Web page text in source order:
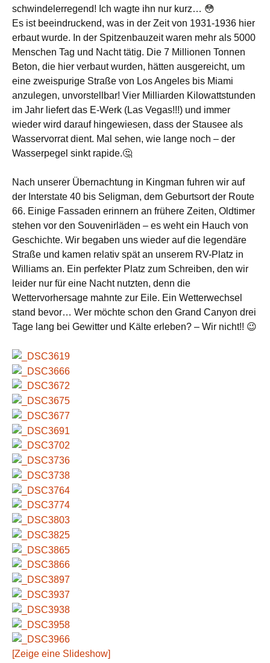
schwindelerregend! Ich wagte ihn nur kurz… 😳
Es ist beeindruckend, was in der Zeit von 1931-1936 hier
erbaut wurde. In der Spitzenbauzeit waren mehr als 5000
Menschen Tag und Nacht tätig. Die 7 Millionen Tonnen
Beton, die hier verbaut wurden, hätten ausgereicht, um
eine zweispurige Straße von Los Angeles bis Miami
anzulegen, unvorstellbar! Vier Milliarden Kilowattstunden
im Jahr liefert das E-Werk (Las Vegas!!!) und immer
wieder wird darauf hingewiesen, dass der Stausee als
Wasservorrat dient. Mal sehen, wie lange noch – der
Wasserpegel sinkt rapide.🤔
Nach unserer Übernachtung in Kingman fuhren wir auf
der Interstate 40 bis Seligman, dem Geburtsort der Route
66. Einige Fassaden erinnern an frühere Zeiten, Oldtimer
stehen vor den Souvenirläden – es weht ein Hauch von
Geschichte. Wir begaben uns wieder auf die legendäre
Straße und kamen relativ spät an unserem RV-Platz in
Williams an. Ein perfekter Platz zum Schreiben, den wir
leider nur für eine Nacht nutzten, denn die
Wettervorhersage mahnte zur Eile. Ein Wetterwechsel
stand bevor… Wer möchte schon den Grand Canyon drei
Tage lang bei Gewitter und Kälte erleben? – Wir nicht!! 😉
[Zeige eine Slideshow]